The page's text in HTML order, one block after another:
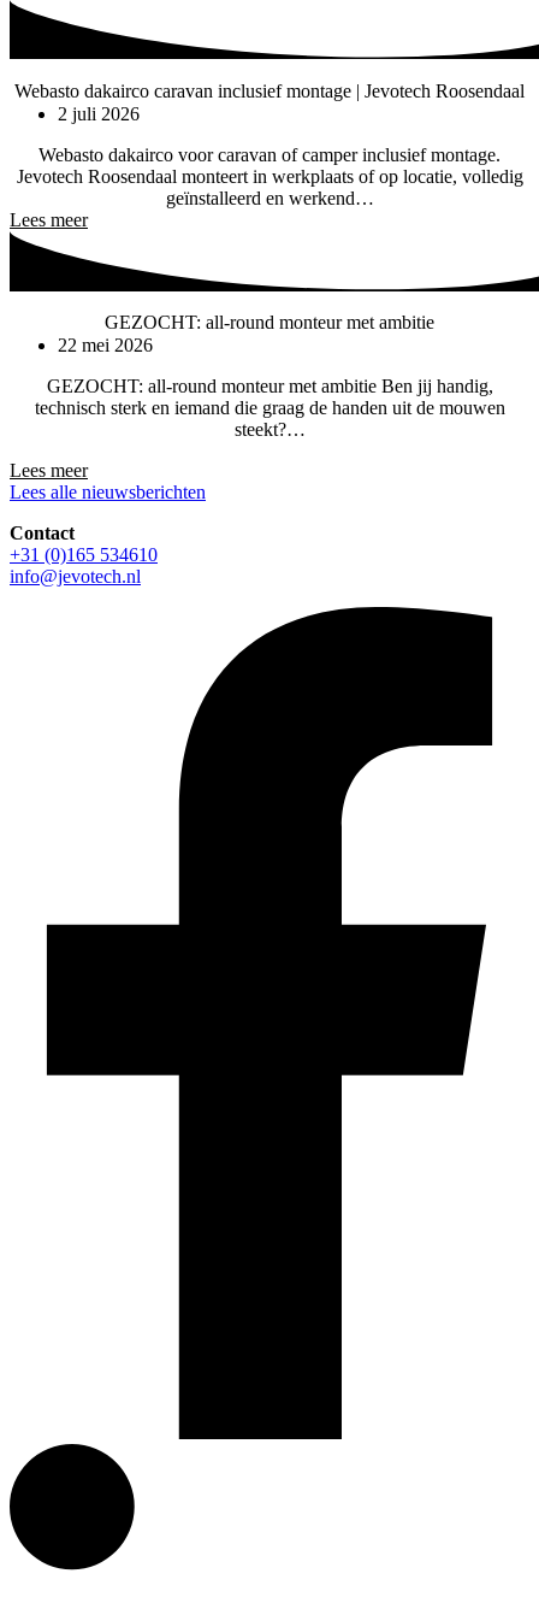
Webasto dakairco caravan inclusief montage | Jevotech Roosendaal
2 juli 2026
Webasto dakairco voor caravan of camper inclusief montage.
Jevotech Roosendaal monteert in werkplaats of op locatie, volledig
geïnstalleerd en werkend…
Lees meer
GEZOCHT: all-round monteur met ambitie
22 mei 2026
GEZOCHT: all-round monteur met ambitie Ben jij handig,
technisch sterk en iemand die graag de handen uit de mouwen
steekt?…
Lees meer
Lees alle nieuwsberichten
Contact
+31 (0)165 534610
info@jevotech.nl